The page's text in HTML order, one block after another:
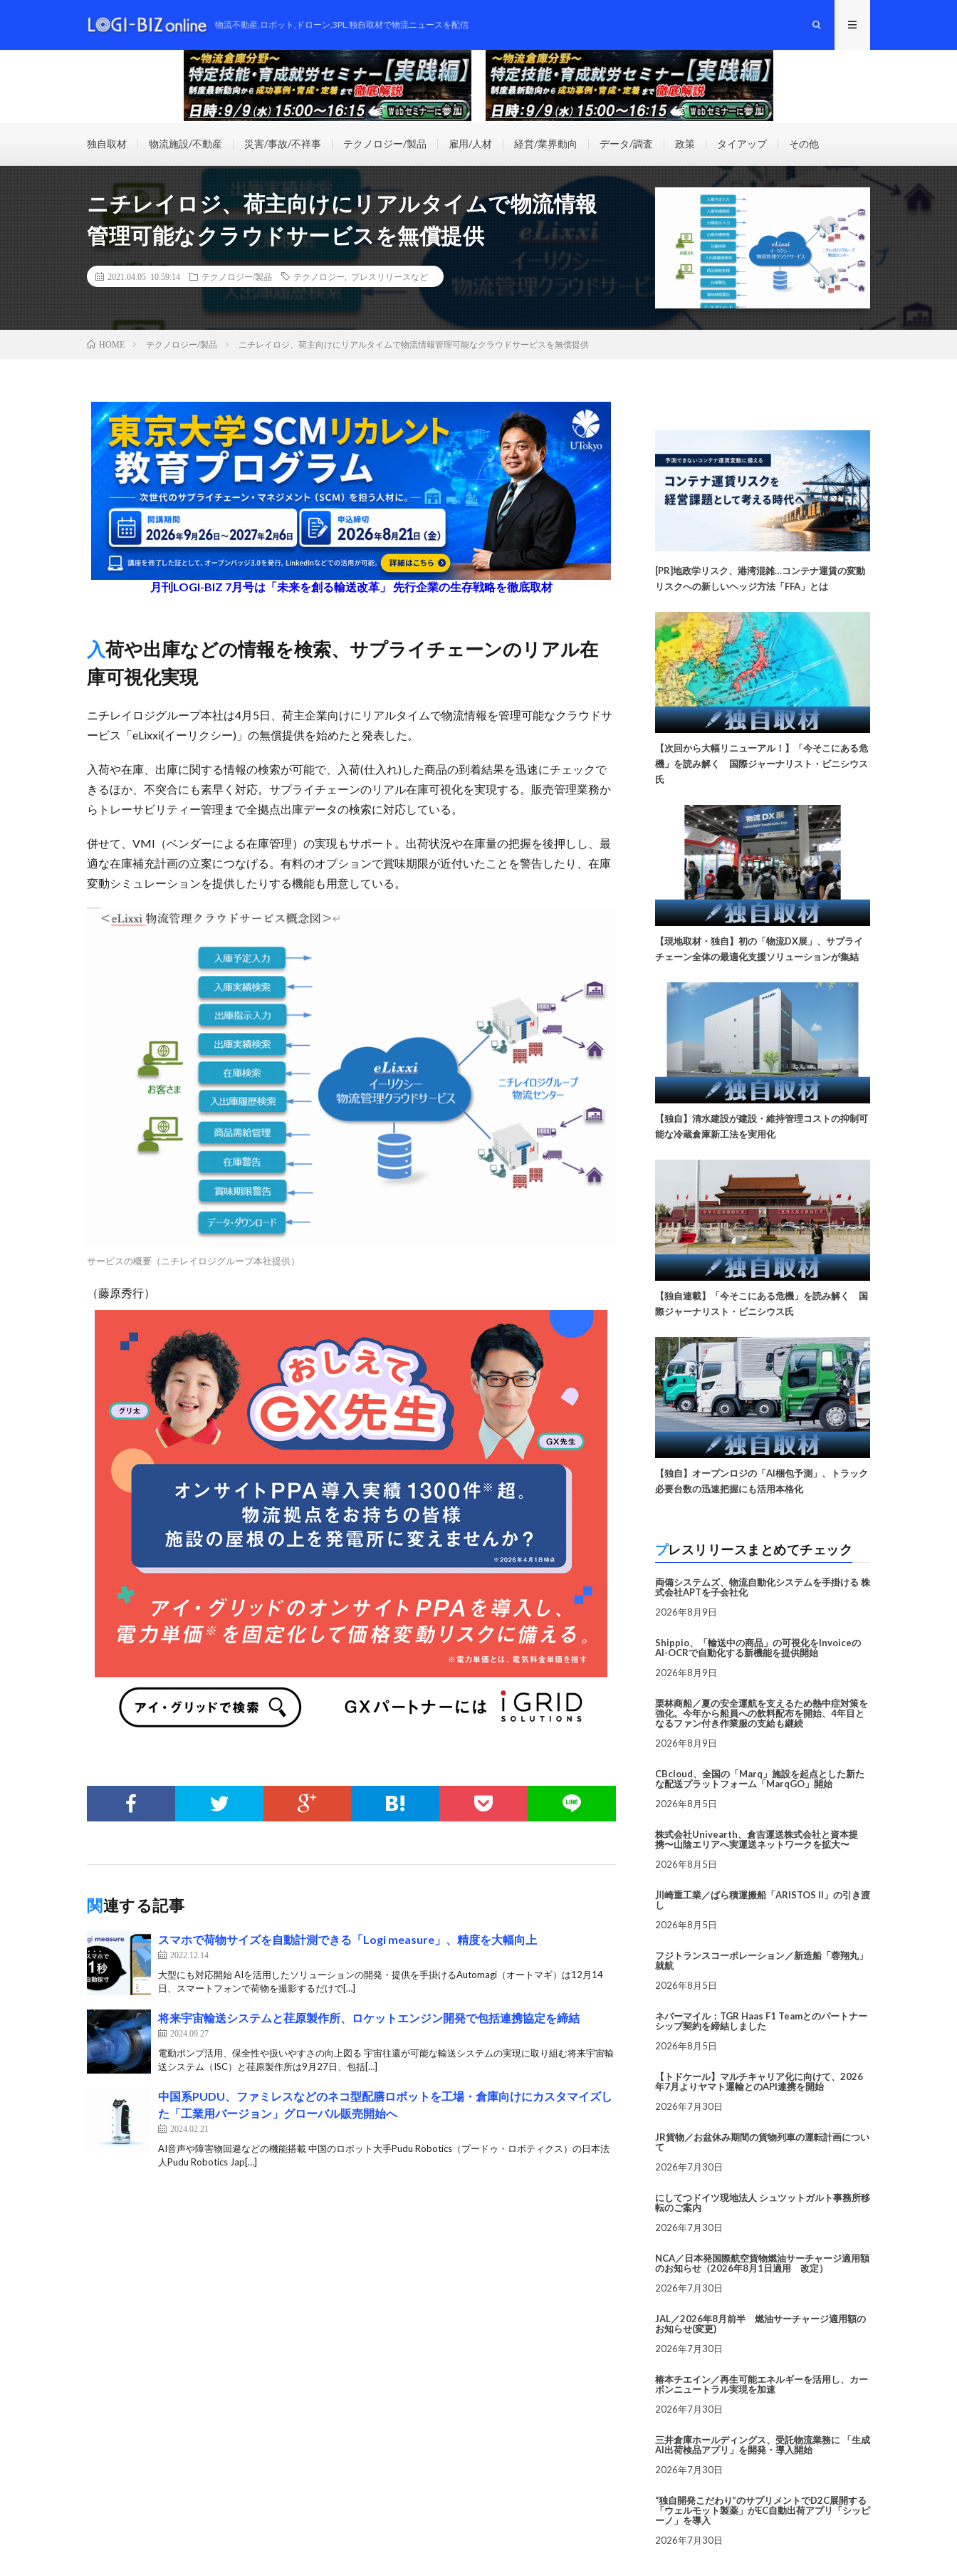
物流不動産,ロボット,ドローン,3PL,独自取材で物流ニュースを配信
独自取材 物流施設/不動産 災害/事故/不祥事 テクノロジー/製品 雇用/人材 経営/業界動向 データ/調査 政策 タイアップ その他
ニチレイロジ、荷主向けにリアルタイムで物流情報
管理可能なクラウドサービスを無償提供
2021.04.05 10:59:14 テクノロジー/製品 テクノロジー プレスリリースなど
HOME テクノロジー/製品 ニチレイロジ、荷主向けにリアルタイムで物流情報管理可能なクラウドサービスを無償提供
月刊LOGI-BIZ 7月号は「未来を創る輸送改革」 先行企業の生存戦略を徹底取材
入荷や出庫などの情報を検索、サプライチェーンのリアル在
庫可視化実現
ニチレイロジグループ本社は4月5日、荷主企業向けにリアルタイムで物流情報を管理可能なクラウドサ
ービス「eLixxi(イーリクシー)」の無償提供を始めたと発表した。
入荷や在庫、出庫に関する情報の検索が可能で、入荷(仕入れ)した商品の到着結果を迅速にチェックで
きるほか、不突合にも素早く対応。サプライチェーンのリアル在庫可視化を実現する。販売管理業務か
らトレーサビリティー管理まで全拠点出庫データの検索に対応している。
併せて、VMI（ベンダーによる在庫管理）の実現もサポート。出荷状況や在庫量の把握を後押しし、最
適な在庫補充計画の立案につなげる。有料のオプションで賞味期限が近付いたことを警告したり、在庫
変動シミュレーションを提供したりする機能も用意している。
サービスの概要（ニチレイロジグループ本社提供）
（藤原秀行）
関連する記事
スマホで荷物サイズを自動計測できる「Logi measure」、精度を大幅向上
2022.12.14
大型にも対応開始 AIを活用したソリューションの開発・提供を手掛けるAutomagi（オートマギ）は12月14
日、スマートフォンで荷物を撮影するだけで[…]
将来宇宙輸送システムと荏原製作所、ロケットエンジン開発で包括連携協定を締結
2024.09.27
電動ポンプ活用、保全性や扱いやすさの向上図る 宇宙往還が可能な輸送システムの実現に取り組む将来宇宙輸
送システム（ISC）と荏原製作所は9月27日、包括[…]
中国系PUDU、ファミレスなどのネコ型配膳ロボットを工場・倉庫向けにカスタマイズし
た「工業用バージョン」グローバル販売開始へ
2024.02.21
AI音声や障害物回避などの機能搭載 中国のロボット大手Pudu Robotics（プードゥ・ロボティクス）の日本法
人Pudu Robotics Jap[…]
[PR]地政学リスク、港湾混雑…コンテナ運賃の変動
リスクへの新しいヘッジ方法「FFA」とは
【次回から大幅リニューアル！】「今そこにある危
機」を読み解く 国際ジャーナリスト・ビニシウス
氏
【現地取材・独自】初の「物流DX展」、サプライ
チェーン全体の最適化支援ソリューションが集結
【独自】清水建設が建設・維持管理コストの抑制可
能な冷蔵倉庫新工法を実用化
【独自連載】「今そこにある危機」を読み解く 国
際ジャーナリスト・ビニシウス氏
【独自】オープンロジの「AI梱包予測」、トラック
必要台数の迅速把握にも活用本格化
プレスリリースまとめてチェック
両備システムズ、物流自動化システムを手掛ける 株
式会社APTを子会社化
2026年8月9日
Shippio、「輸送中の商品」の可視化をInvoiceの
AI-OCRで自動化する新機能を提供開始
2026年8月9日
栗林商船／夏の安全運航を支えるため熱中症対策を
強化。今年から船員への飲料配布を開始、4年目と
なるファン付き作業服の支給も継続
2026年8月9日
CBcloud、全国の「Marq」施設を起点とした新た
な配送プラットフォーム「MarqGO」開始
2026年8月5日
株式会社Univearth、倉吉運送株式会社と資本提
携〜山陰エリアへ実運送ネットワークを拡大〜
2026年8月5日
川崎重工業／ばら積運搬船「ARISTOS II」の引き渡
し
2026年8月5日
フジトランスコーポレーション／新造船「蓉翔丸」
就航
2026年8月5日
ネバーマイル：TGR Haas F1 Teamとのパートナー
シップ契約を締結しました
2026年8月5日
【トドケール】マルチキャリア化に向けて、2026
年7月よりヤマト運輸とのAPI連携を開始
2026年7月30日
JR貨物／お盆休み期間の貨物列車の運転計画につい
て
2026年7月30日
にしてつドイツ現地法人 シュツットガルト事務所移
転のご案内
2026年7月30日
NCA／日本発国際航空貨物燃油サーチャージ適用額
のお知らせ（2026年8月1日適用 改定）
2026年7月30日
JAL／2026年8月前半 燃油サーチャージ適用額の
お知らせ(変更)
2026年7月30日
椿本チエイン／再生可能エネルギーを活用し、カー
ボンニュートラル実現を加速
2026年7月30日
三井倉庫ホールディングス、受託物流業務に 「生成
AI出荷検品アプリ」を開発・導入開始
2026年7月30日
“独自開発こだわり”のサプリメントでD2C展開する
「ウェルモット製薬」がEC自動出荷アプリ「シッピ
ーノ」を導入
2026年7月30日